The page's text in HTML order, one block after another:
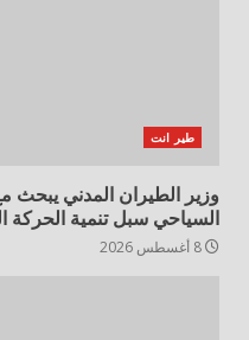
طير انت
وزير الطيران المدني
السياحي سبل تنمية الحركة